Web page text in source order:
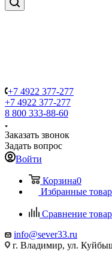
+7 4922 377-277
+7 4922 377-277
8 800 333-88-60
Заказать звонок
Задать вопрос
Войти
Корзина0
Избранные
Сравнение
info@sever33.ru
г. Владимир, ул.